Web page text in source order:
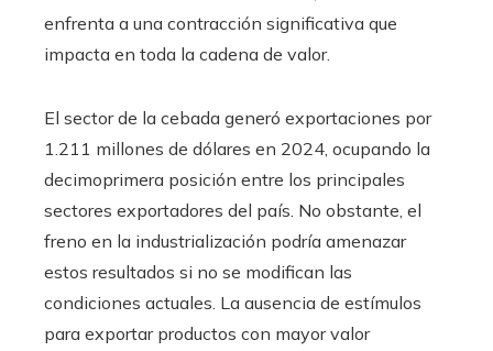
enfrenta a una contracción significativa que
impacta en toda la cadena de valor.
El sector de la cebada generó exportaciones por
1.211 millones de dólares en 2024, ocupando la
decimoprimera posición entre los principales
sectores exportadores del país. No obstante, el
freno en la industrialización podría amenazar
estos resultados si no se modifican las
condiciones actuales. La ausencia de estímulos
para exportar productos con mayor valor